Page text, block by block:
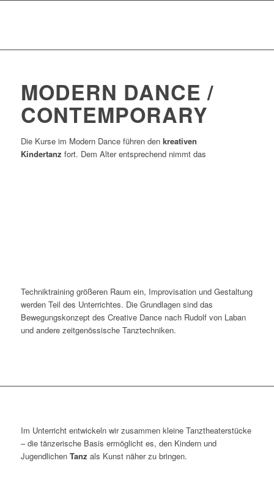
MODERN DANCE /
CONTEMPORARY
Die Kurse im Modern Dance führen den kreativen
Kindertanz fort. Dem Alter entsprechend nimmt das
Techniktraining größeren Raum ein, Improvisation und Gestaltung
werden Teil des Unterrichtes. Die Grundlagen sind das
Bewegungskonzept des Creative Dance nach Rudolf von Laban
und andere zeitgenössische Tanztechniken.
Im Unterricht entwickeln wir zusammen kleine Tanztheaterstücke
– die tänzerische Basis ermöglicht es, den Kindern und
Jugendlichen Tanz als Kunst näher zu bringen.